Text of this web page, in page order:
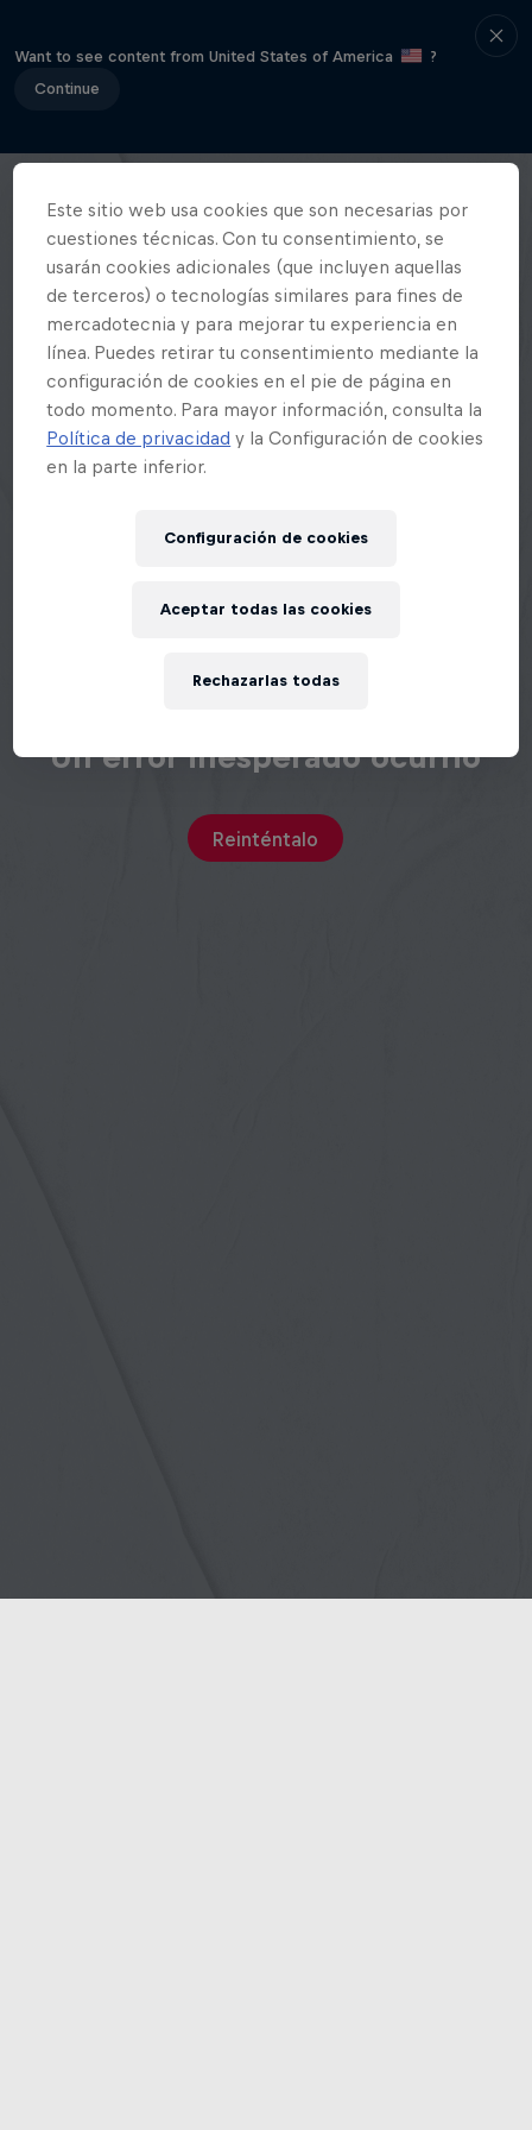
Want to see content from United States of America
?
Continue
Un error inesperado ocurrió
Reinténtalo
Este sitio web usa cookies que son necesarias por
cuestiones técnicas. Con tu consentimiento, se
usarán cookies adicionales (que incluyen aquellas
de terceros) o tecnologías similares para fines de
mercadotecnia y para mejorar tu experiencia en
línea. Puedes retirar tu consentimiento mediante la
configuración de cookies en el pie de página en
todo momento. Para mayor información, consulta la
Política de privacidad y la Configuración de cookies
en la parte inferior.
Configuración de cookies
Rechazarlas todas
Aceptar todas las cookies